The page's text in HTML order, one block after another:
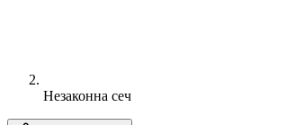
Незаконна сеч